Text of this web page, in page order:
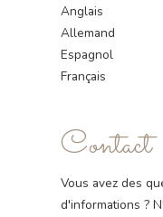
Anglais
Allemand
Espagnol
Français
Contact
Vous avez des
d'informations ?